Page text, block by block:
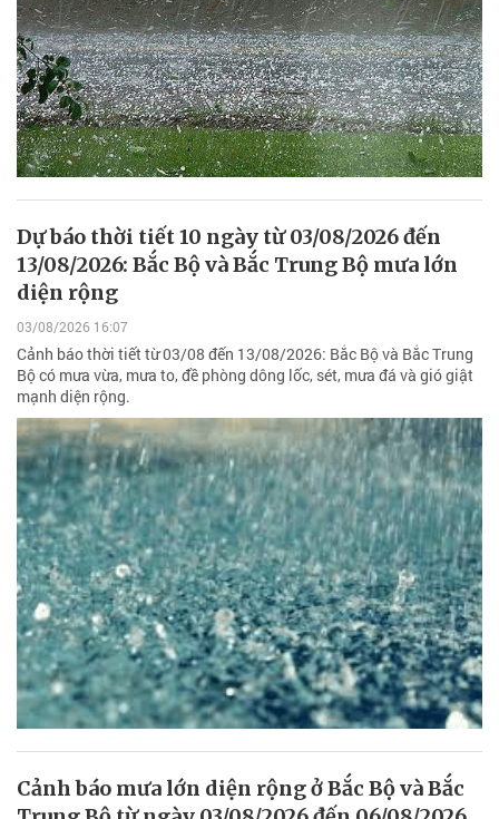
Dự báo thời tiết 10 ngày từ 03/08/2026 đến
13/08/2026: Bắc Bộ và Bắc Trung Bộ mưa lớn
diện rộng
03/08/2026 16:07
Cảnh báo thời tiết từ 03/08 đến 13/08/2026: Bắc Bộ và Bắc Trung
Bộ có mưa vừa, mưa to, đề phòng dông lốc, sét, mưa đá và gió giật
mạnh diện rộng.
Cảnh báo mưa lớn diện rộng ở Bắc Bộ và Bắc